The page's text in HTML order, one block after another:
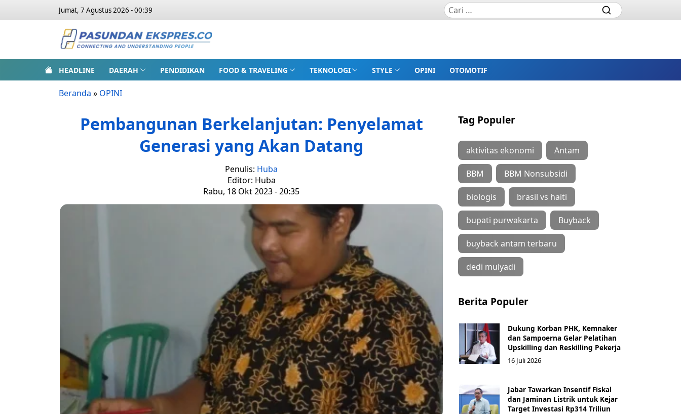
Jumat, 7 Agustus 2026 - 00:39
HEADLINE DAERAH PENDIDIKAN FOOD & TRAVELING TEKNOLOGI STYLE OPINI OTOMOTIF
Beranda » OPINI
Pembangunan Berkelanjutan: Penyelamat
Generasi yang Akan Datang
Penulis: Huba
Editor: Huba
Rabu, 18 Okt 2023 - 20:35
Tag Populer
aktivitas ekonomi Antam
BBM BBM Nonsubsidi
biologis brasil vs haiti
bupati purwakarta Buyback
buyback antam terbaru
dedi mulyadi
Berita Populer
Dukung Korban PHK, Kemnaker
dan Sampoerna Gelar Pelatihan
Upskilling dan Reskilling Pekerja
16 Juli 2026
Jabar Tawarkan Insentif Fiskal
dan Jaminan Listrik untuk Kejar
Target Investasi Rp314 Triliun